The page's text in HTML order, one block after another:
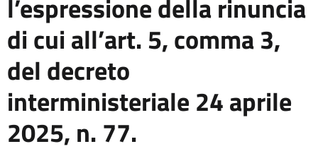
l’espressione della rinuncia
di cui all’art. 5, comma 3,
del decreto
interministeriale 24 aprile
2025, n. 77.